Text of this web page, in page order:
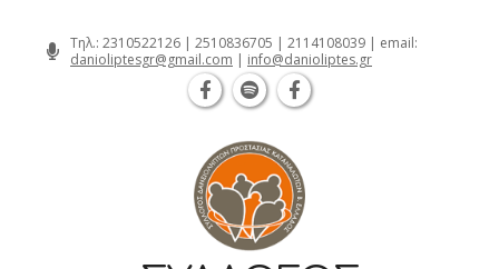
Τηλ.: 2310522126 | 2510836705 | 2114108039 | email:
danioliptesgr@gmail.com | info@danioliptes.gr